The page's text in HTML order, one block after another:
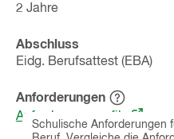
2 Jahre
Abschluss
Eidg. Berufsattest (EBA)
Anforderungen
Hinweistext
einblenden
Schulische Anforderungen
Anforderungsprofile (öffnet
in